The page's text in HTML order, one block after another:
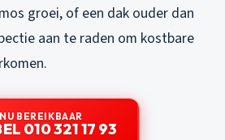
groei, of een dak ouder dan
aan te raden om kostbare
NU BEREIKBAAR
010 321 17 93